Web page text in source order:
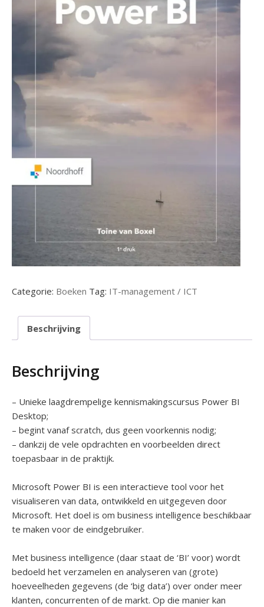
Categorie: Boeken Tag: IT-management / ICT
Beschrijving
Beschrijving
– Unieke laagdrempelige kennismakingscursus Power BI
Desktop;
– begint vanaf scratch, dus geen voorkennis nodig;
– dankzij de vele opdrachten en voorbeelden direct
toepasbaar in de praktijk.
Microsoft Power BI is een interactieve tool voor het
visualiseren van data, ontwikkeld en uitgegeven door
Microsoft. Het doel is om business intelligence beschikbaar
te maken voor de eindgebruiker.
Met business intelligence (daar staat de ‘BI’ voor) wordt
bedoeld het verzamelen en analyseren van (grote)
hoeveelheden gegevens (de ‘big data’) over onder meer
klanten, concurrenten of de markt. Op die manier kan